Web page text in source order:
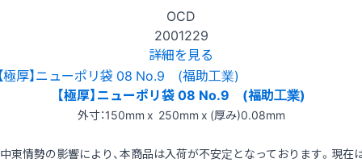
OCD
2001229
詳細を見る
【極厚】ニューポリ袋 08 No.9 (福助工業)
外寸：150mm x 250mm x (厚み)0.08mm
東情勢の影響により、本商品は入荷が不安定となっております。現在